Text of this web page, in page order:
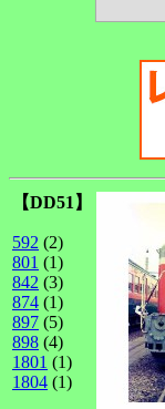
【DD51】
592 (2)
801 (1)
842 (3)
874 (1)
897 (5)
898 (4)
1801 (1)
1804 (1)